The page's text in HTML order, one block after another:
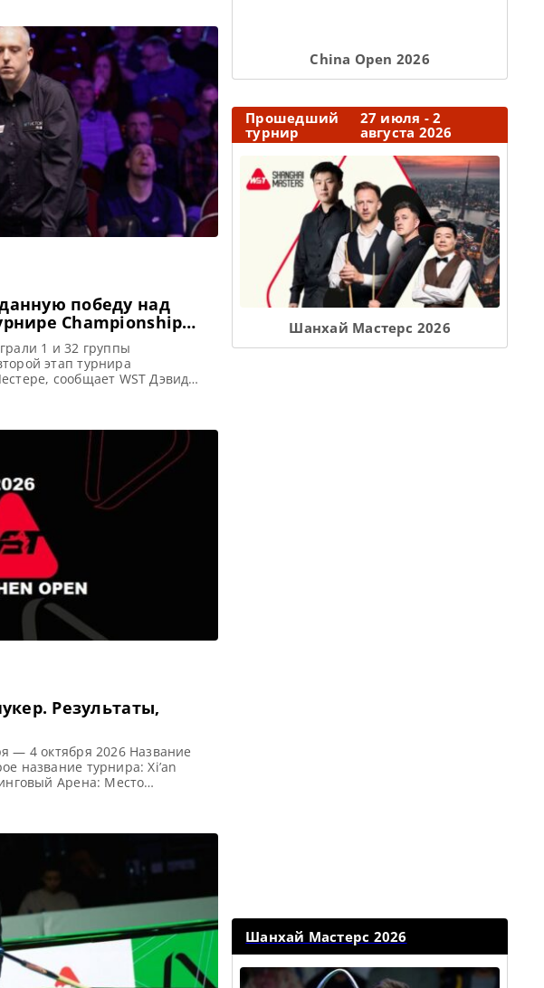
турниры по […]
победу над
Championship
1 и 32 группы
этап турнира
сообщает WST Дэвид
выдающееся
ему выход в следующий этап и
Результаты,
— 4 октября 2026 Название
название турнира: Xi’an
Арена: Место
город, страна): Шэньчжэнь,
Шэньчжэнь Опен 2026 —
[…]
Сhina Open 2026
Прошедший
турнир
27 июля - 2
августа 2026
Шанхай Мастерс 2026
Шанхай Мастерс 2026